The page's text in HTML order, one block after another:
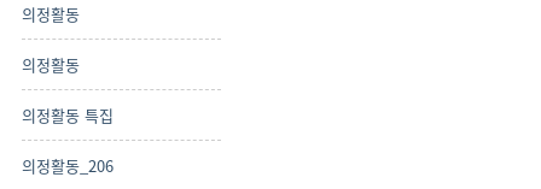
의정활동
의정활동
의정활동 특집
의정활동_206